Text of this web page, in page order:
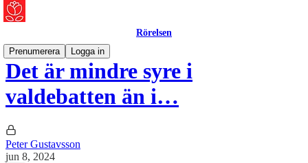
Rörelsen
Prenumerera
Logga in
Det är mindre syre i
valdebatten än i…
Peter Gustavsson
jun 8, 2024